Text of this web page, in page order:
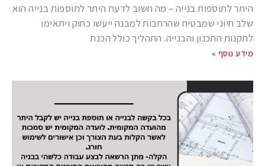
היתר לתוספות בנייה – מה חשוב לדעת היתר לתוספות בנייה הוא
שלב חיוני שמבטיח שהרחבות למבנה ייעשו כחוק ויתאימו
לתקנות התכנון והבנייה. התהליך כולל הכנת
מידע נוסף »